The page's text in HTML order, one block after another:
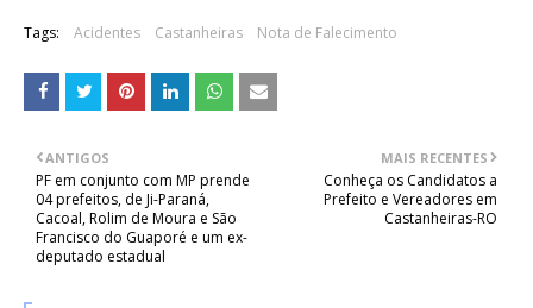
Tags: Acidentes Castanheiras Nota de Falecimento
MAIS RECENTES
Conheça os Candidatos a
Prefeito e Vereadores em
Castanheiras-RO
ANTIGOS
PF em conjunto com MP prende
04 prefeitos, de Ji-Paraná,
Cacoal, Rolim de Moura e São
Francisco do Guaporé e um ex-
deputado estadual